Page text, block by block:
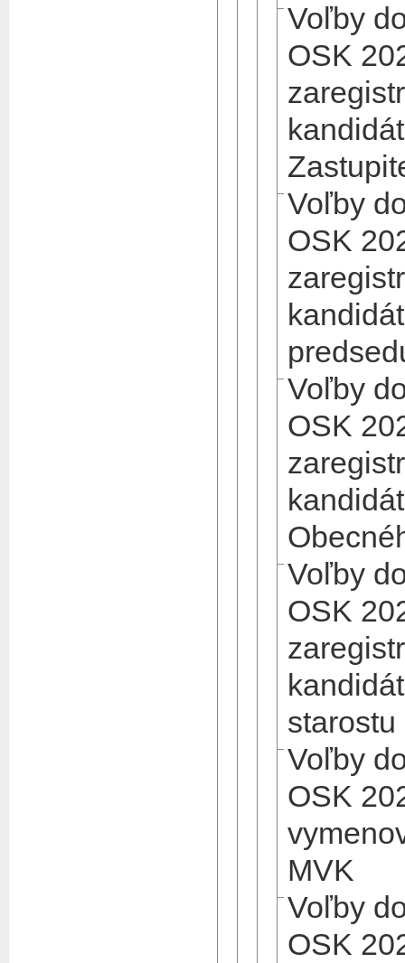
Voľby
OSK
Voľby
OSK
Voľby
OSK
Voľby
OSK
starostu
Voľby
OSK
MVK
Voľby
OSK